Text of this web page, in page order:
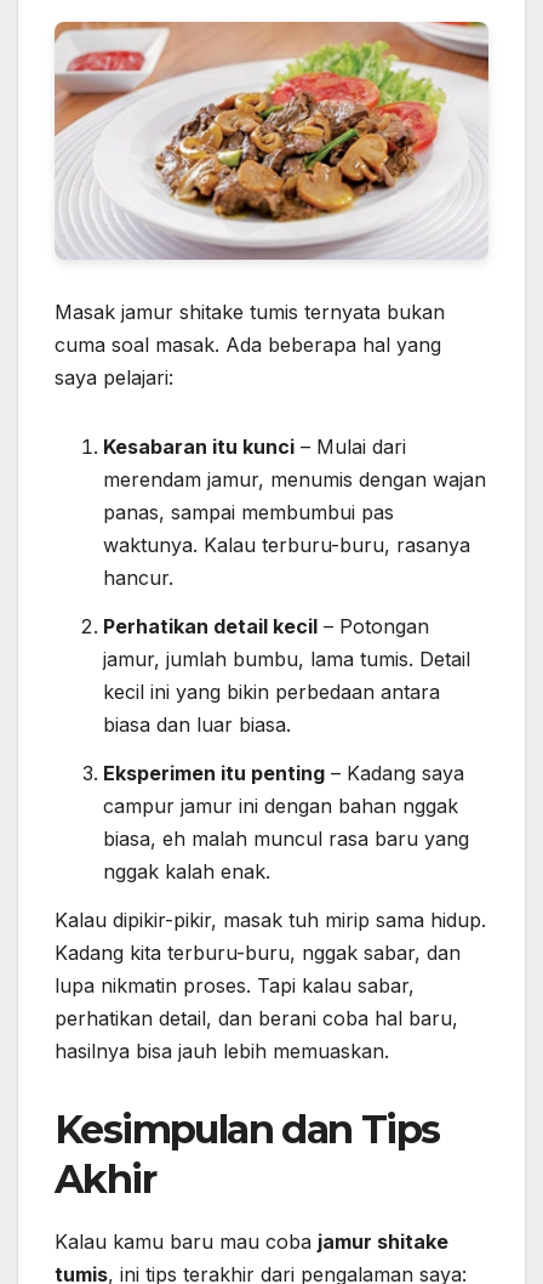
Masak jamur shitake tumis ternyata bukan
cuma soal masak. Ada beberapa hal yang
saya pelajari:
Kesabaran itu kunci – Mulai dari
merendam jamur, menumis dengan wajan
panas, sampai membumbui pas
waktunya. Kalau terburu-buru, rasanya
hancur.
Perhatikan detail kecil – Potongan
jamur, jumlah bumbu, lama tumis. Detail
kecil ini yang bikin perbedaan antara
biasa dan luar biasa.
Eksperimen itu penting – Kadang saya
campur jamur ini dengan bahan nggak
biasa, eh malah muncul rasa baru yang
nggak kalah enak.
Kalau dipikir-pikir, masak tuh mirip sama hidup.
Kadang kita terburu-buru, nggak sabar, dan
lupa nikmatin proses. Tapi kalau sabar,
perhatikan detail, dan berani coba hal baru,
hasilnya bisa jauh lebih memuaskan.
Kesimpulan dan Tips
Akhir
Kalau kamu baru mau coba jamur shitake
tumis, ini tips terakhir dari pengalaman saya: